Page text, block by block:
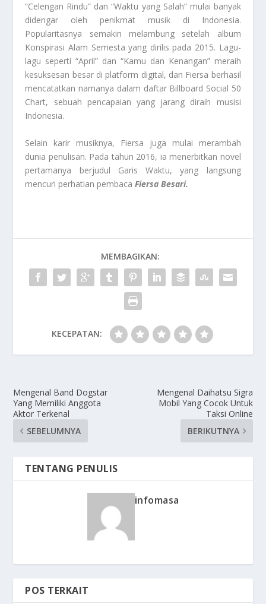
“Celengan Rindu” dan “Waktu yang Salah” mulai banyak
didengar oleh penikmat musik di Indonesia.
Popularitasnya semakin melambung setelah album
Konspirasi Alam Semesta yang dirilis pada 2015. Lagu-
lagu seperti “April” dan “Kamu dan Kenangan” meraih
kesuksesan besar di platform digital, dan Fiersa berhasil
mencatatkan namanya dalam daftar Billboard Social 50
Chart, sebuah pencapaian yang jarang diraih musisi
Indonesia.
Selain karir musiknya, Fiersa juga mulai merambah
dunia penulisan. Pada tahun 2016, ia menerbitkan novel
pertamanya berjudul Garis Waktu, yang langsung
mencuri perhatian pembaca Fiersa Besari.
MEMBAGIKAN:
KECEPATAN:
Mengenal Band Dogstar
Yang Memiliki Anggota
Aktor Terkenal
SEBELUMNYA
Mengenal Daihatsu Sigra
Mobil Yang Cocok Untuk
Taksi Online
BERIKUTNYA
TENTANG PENULIS
infomasa
POS TERKAIT